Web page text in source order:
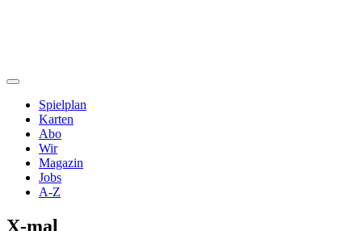
Spielplan
Karten
Abo
Wir
Magazin
Jobs
A-Z
X-mal